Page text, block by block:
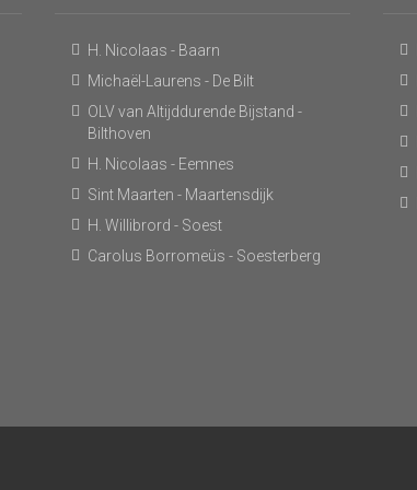
H. Nicolaas - Baarn
Michaël-Laurens - De Bilt
OLV van Altijddurende Bijstand -
Bilthoven
H. Nicolaas - Eemnes
Sint Maarten - Maartensdijk
H. Willibrord - Soest
Carolus Borromeüs - Soesterberg